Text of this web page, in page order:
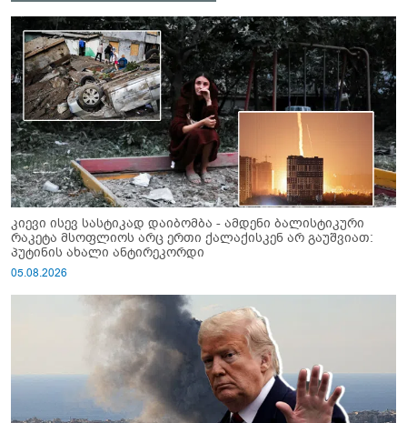
კიევი ისევ სასტიკად დაიბომბა - ამდენი ბალისტიკური
რაკეტა მსოფლიოს არც ერთი ქალაქისკენ არ გაუშვიათ:
პუტინის ახალი ანტირეკორდი
05.08.2026